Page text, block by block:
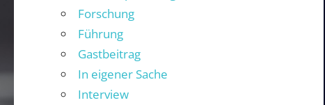
Forschung
Führung
Gastbeitrag
In eigener Sache
Interview